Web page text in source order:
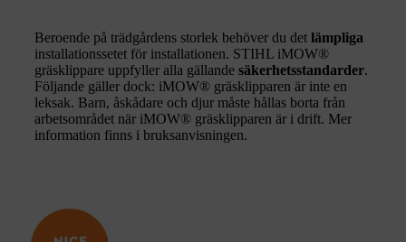
Beroende på trädgårdens storlek behöver du det lämpliga
installationssetet för installationen. STIHL iMOW®
gräsklippare uppfyller alla gällande säkerhetsstandarder.
Följande gäller dock: iMOW® gräsklipparen är inte en
leksak. Barn, åskådare och djur måste hållas borta från
arbetsområdet när iMOW® gräsklipparen är i drift. Mer
information finns i bruksanvisningen.